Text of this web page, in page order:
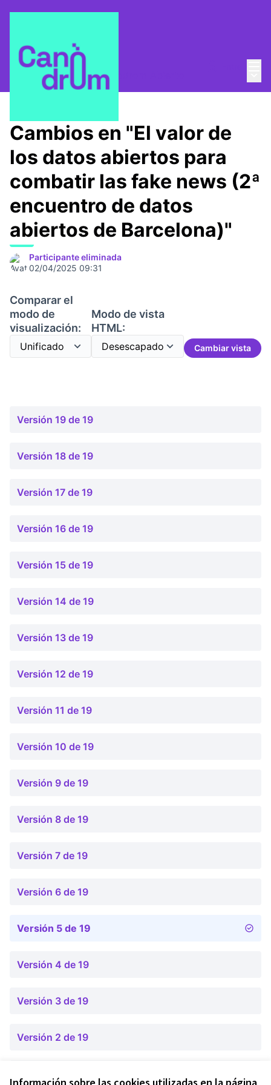
¿Quienes somos? / Canòdrom Abierto
Cambios en "El valor de
los datos abiertos para
combatir las fake news (2ª
encuentro de datos
abiertos de Barcelona)"
Participante eliminada
02/04/2025 09:31
Comparar el
modo de
visualización:
Modo de vista
HTML:
Cambiar vista
Versión 19 de 19
Versión 18 de 19
Versión 17 de 19
Versión 16 de 19
Versión 15 de 19
Versión 14 de 19
Versión 13 de 19
Versión 12 de 19
Versión 11 de 19
Versión 10 de 19
Versión 9 de 19
Versión 8 de 19
Versión 7 de 19
Versión 6 de 19
Versión 5 de 19
Versión 4 de 19
Versión 3 de 19
Versión 2 de 19